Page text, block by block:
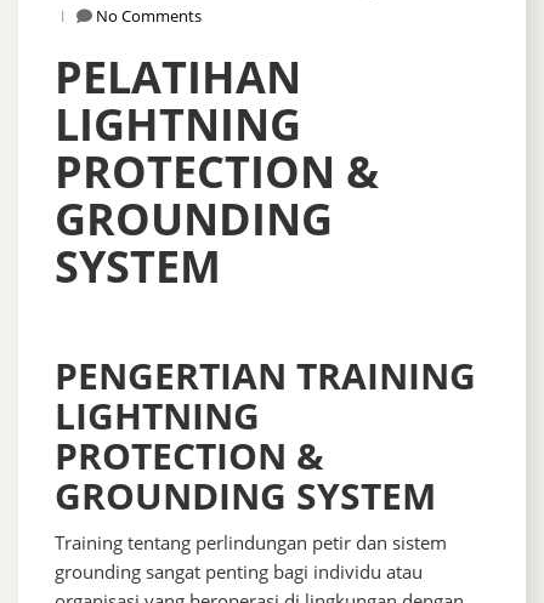
No Comments
PELATIHAN
LIGHTNING
PROTECTION &
GROUNDING
SYSTEM
PENGERTIAN TRAINING
LIGHTNING
PROTECTION &
GROUNDING SYSTEM
Training tentang perlindungan petir dan sistem
grounding sangat penting bagi individu atau